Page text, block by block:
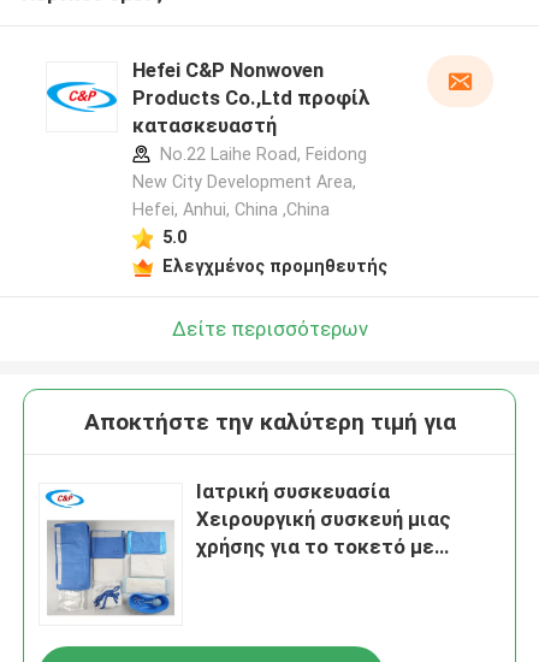
Hefei C&P Nonwoven
Products Co.,Ltd προφίλ
κατασκευαστή
No.22 Laihe Road, Feidong
New City Development Area,
Hefei, Anhui, China ,China
5.0
Ελεγχμένος προμηθευτής
Δείτε περισσότερων
Αποκτήστε την καλύτερη τιμή για
Ιατρική συσκευασία
Χειρουργική συσκευή μιας
χρήσης για το τοκετό με